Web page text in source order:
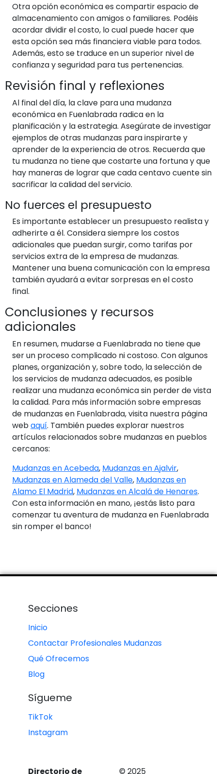
Otra opción económica es compartir espacio de
almacenamiento con amigos o familiares. Podéis
acordar dividir el costo, lo cual puede hacer que
esta opción sea más financiera viable para todos.
Además, esto se traduce en un superior nivel de
confianza y seguridad para tus pertenencias.
Revisión final y reflexiones
Al final del día, la clave para una mudanza
económica en Fuenlabrada radica en la
planificación y la estrategia. Asegúrate de investigar
ejemplos de otras mudanzas para inspirarte y
aprender de la experiencia de otros. Recuerda que
tu mudanza no tiene que costarte una fortuna y que
hay maneras de lograr que cada centavo cuente sin
sacrificar la calidad del servicio.
No fuerces el presupuesto
Es importante establecer un presupuesto realista y
adherirte a él. Considera siempre los costos
adicionales que puedan surgir, como tarifas por
servicios extra de la empresa de mudanzas.
Mantener una buena comunicación con la empresa
también ayudará a evitar sorpresas en el costo
final.
Conclusiones y recursos
adicionales
En resumen, mudarse a Fuenlabrada no tiene que
ser un proceso complicado ni costoso. Con algunos
planes, organización y, sobre todo, la selección de
los servicios de mudanza adecuados, es posible
realizar una mudanza económica sin perder de vista
la calidad. Para más información sobre empresas
de mudanzas en Fuenlabrada, visita nuestra página
webaquí. También puedes explorar nuestros
artículos relacionados sobre mudanzas en pueblos
cercanos:
Mudanzas en Acebeda, Mudanzas en Ajalvir,
Mudanzas en Alameda del Valle, Mudanzas en
Alamo El Madrid, Mudanzas en Alcalá de Henares.
Con esta información en mano, ¡estás listo para
comenzar tu aventura de mudanza en Fuenlabrada
sin romper el banco!
Secciones
Inicio
Contactar Profesionales Mudanzas
Qué Ofrecemos
Blog
Sígueme
TikTok
Instagram
Directorio de © 2025